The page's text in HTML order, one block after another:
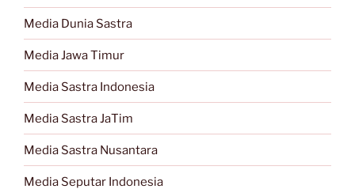
Media Dunia Sastra
Media Jawa Timur
Media Sastra Indonesia
Media Sastra JaTim
Media Sastra Nusantara
Media Seputar Indonesia